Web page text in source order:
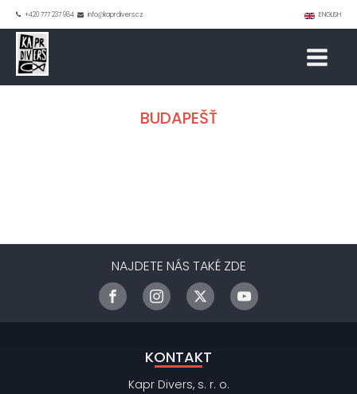
+420 777 237 984 info@kaprdivers.cz ENGLISH
BUDAPEŠŤ
NAJDETE NÁS TAKÉ ZDE
KONTAKT
Kapr Divers, s. r. o.